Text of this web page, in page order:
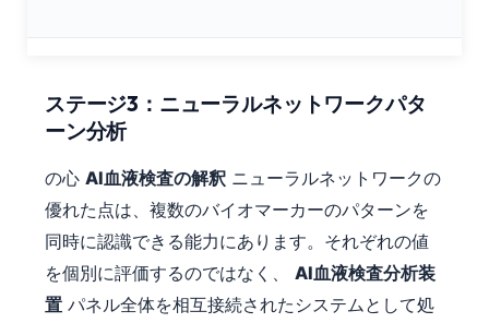
ステージ3：ニューラルネットワークパタ
ーン分析
の心 AI血液検査の解釈 ニューラルネットワークの
優れた点は、複数のバイオマーカーのパターンを
同時に認識できる能力にあります。それぞれの値
を個別に評価するのではなく、 AI血液検査分析装
置 パネル全体を相互接続されたシステムとして処